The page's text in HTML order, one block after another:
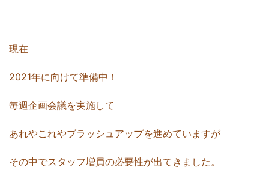
現在
2021年に向けて準備中！
毎週企画会議を実施して
あれやこれやブラッシュアップを進めていますが
その中でスタッフ増員の必要性が出てきました。